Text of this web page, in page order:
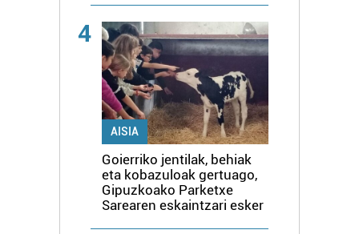
4
AISIA
Goierriko jentilak, behiak
eta kobazuloak gertuago,
Gipuzkoako Parketxe
Sarearen eskaintzari esker